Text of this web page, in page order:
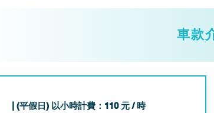
車款
| (平假日) 以小時計費：110 元 / 時